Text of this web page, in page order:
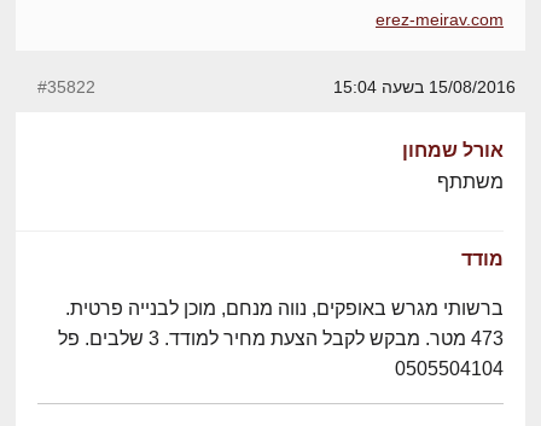
erez-meirav.com
15/08/2016 בשעה 15:04 #35822
אורל שמחון
משתתף
מודד
ברשותי מגרש באופקים, נווה מנחם, מוכן לבנייה פרטית.
473 מטר. מבקש לקבל הצעת מחיר למודד. 3 שלבים. פל
0505504104